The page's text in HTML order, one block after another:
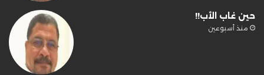
حين غاب الأب!!
منذ أسبوعين